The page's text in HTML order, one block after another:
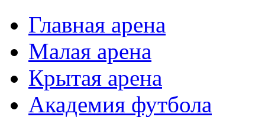
Главная арена
Малая арена
Крытая арена
Академия футбола